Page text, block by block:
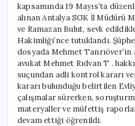
kapsamında 19 Mayıs’ta
alınan Antalya SGK İl Müdürü
ve Ramazan Bulut, sevk
Hakimliği’nce tutuklandı.
dosyada Mehmet
avukat Mehmet Rıdvan T .
suçundan adli kontrol kararı
kararı bulunduğu belirtilen
çalışmalar sürerken,
materyaller ve müfettiş
devam ettiği öğrenildi.